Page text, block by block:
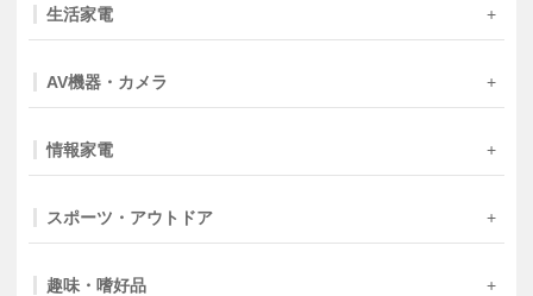
生活家電
AV機器・カメラ
情報家電
スポーツ・アウトドア
趣味・嗜好品